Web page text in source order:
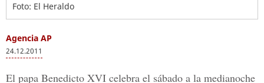
Foto: El Heraldo
Agencia AP
24.12.2011
El papa Benedicto XVI celebra el sábado a la medianoche